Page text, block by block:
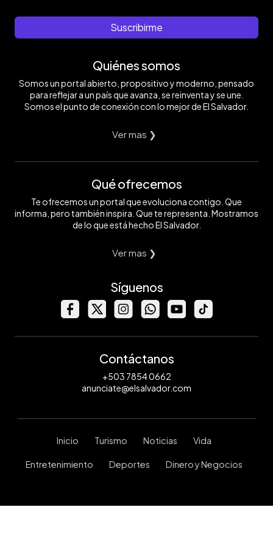
Suscribirme
Quiénes somos
Somos un portal abierto, propositivo y moderno, pensado
para reflejar a un país que avanza, se reinventa y se une.
Somos el punto de conexión con lo mejor de El Salvador.
Ver mas ❯
Qué ofrecemos
Te ofrecemos un portal que evoluciona contigo. Que
informa, pero también inspira. Que te representa. Mostramos
de lo que está hecho El Salvador.
Ver mas ❯
Síguenos
Contáctanos
+503 7854 0662
anunciate@elsalvador.com
Inicio Turismo Noticias Vida
Entretenimiento Deportes Dinero y Negocios